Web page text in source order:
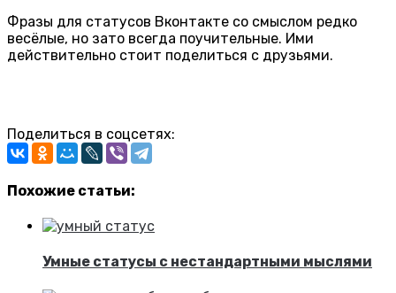
Фразы для статусов Вконтакте со смыслом редко
весёлые, но зато всегда поучительные. Ими
действительно стоит поделиться с друзьями.
Поделиться в соцсетях:
Похожие статьи:
Умные статусы с нестандартными мыслями